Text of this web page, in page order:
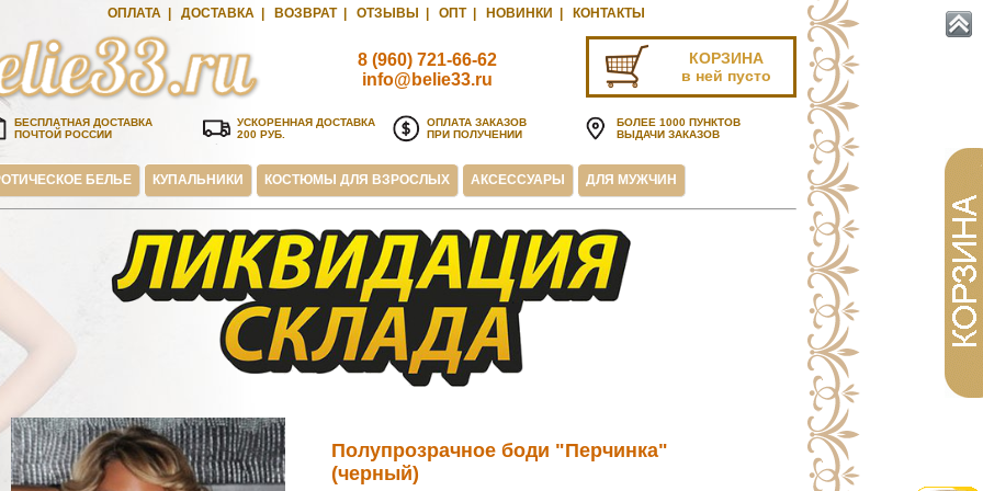
ОПЛАТА| ДОСТАВКА| ВОЗВРАТ| ОТЗЫВЫ ОПТ| НОВИНКИ КОНТАКТЫ
8 (960) 721-66-62
info@belie33.ru
КОРЗИНА
в ней пусто
БЕСПЛАТНАЯ ДОСТАВКА
ПОЧТОЙ РОССИИ
УСКОРЕННАЯ ДОСТАВКА
200 РУБ.
ОПЛАТА ЗАКАЗОВ
ПРИ ПОЛУЧЕНИИ
БОЛЕЕ 1000 ПУНКТОВ
ВЫДАЧИ ЗАКАЗОВ
БЕЛЬЕ КУПАЛЬНИКИ КОСТЮМЫ ДЛЯ ВЗРОСЛЫХ АКСЕССУАРЫ ДЛЯ МУЖЧИН
Полупрозрачное боди "Перчинка"
(черный)